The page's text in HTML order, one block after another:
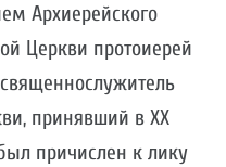
Архиерейского
Церкви протоиерей
принявший в ХХ
причислен к лику